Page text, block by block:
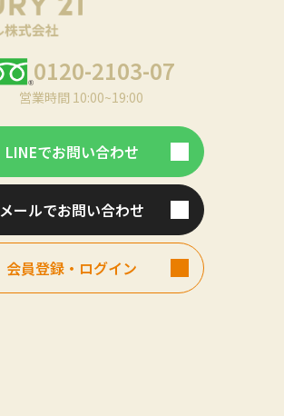
0120-2103-07
営業時間 10:00~19:00
LINEでお問い合わせ
メールでお問い合わせ
会員登録・ログイン